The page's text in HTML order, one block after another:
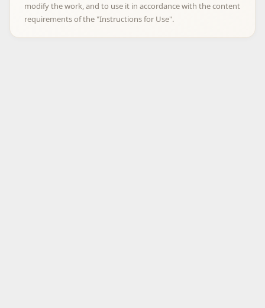
modify the work, and to use it in accordance with the content
requirements of the "Instructions for Use".